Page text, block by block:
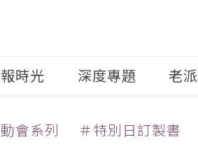
時光 深度專題 老
會系列 ＃特別日訂製書